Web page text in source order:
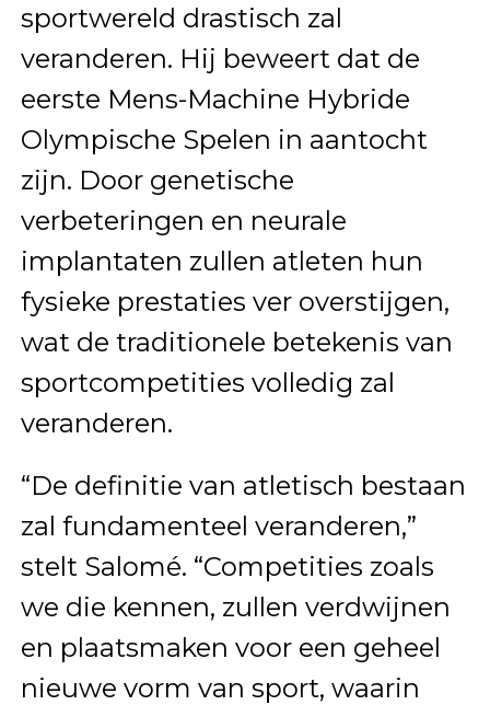
sportwereld drastisch zal
veranderen. Hij beweert dat de
eerste Mens-Machine Hybride
Olympische Spelen in aantocht
zijn. Door genetische
verbeteringen en neurale
implantaten zullen atleten hun
fysieke prestaties ver overstijgen,
wat de traditionele betekenis van
sportcompetities volledig zal
veranderen.
“De definitie van atletisch bestaan
zal fundamenteel veranderen,”
stelt Salomé. “Competities zoals
we die kennen, zullen verdwijnen
en plaatsmaken voor een geheel
nieuwe vorm van sport, waarin